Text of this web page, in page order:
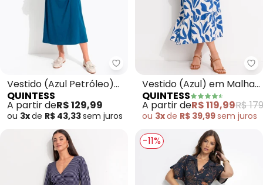
Quintess - Vestido (Azul
Vestido (Azul Petróleo)
em Malha Viscolycra
QUINTESS
A partir deR$ 129,99
ou 3xde R$ 43,33sem juros
Vestido (Azul) em Malha
de Viscose
QUINTESS
A partir deR$ 119,99R$
ou 3xde R$ 39,99sem juros
-11%